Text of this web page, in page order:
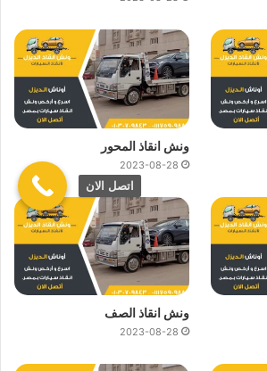
ونش انقاذ المحور
2023-08-28
ونش انقاذ الصف
2023-08-28
اتصل الان